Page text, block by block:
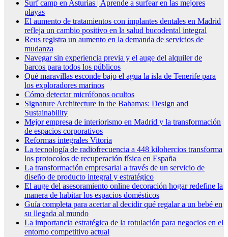
Surf camp en Asturias | Aprende a surfear en las mejores
playas
El aumento de tratamientos con implantes dentales en Madrid
refleja un cambio positivo en la salud bucodental integral
Reus registra un aumento en la demanda de servicios de
mudanza
Navegar sin experiencia previa y el auge del alquiler de
barcos para todos los públicos
Qué maravillas esconde bajo el agua la isla de Tenerife para
los exploradores marinos
Cómo detectar micrófonos ocultos
Signature Architecture in the Bahamas: Design and
Sustainability
Mejor empresa de interiorismo en Madrid y la transformación
de espacios corporativos
Reformas integrales Vitoria
La tecnología de radiofrecuencia a 448 kilohercios transforma
los protocolos de recuperación física en España
La transformación empresarial a través de un servicio de
diseño de producto integral y estratégico
El auge del asesoramiento online decoración hogar redefine la
manera de habitar los espacios domésticos
Guía completa para acertar al decidir qué regalar a un bebé en
su llegada al mundo
La importancia estratégica de la rotulación para negocios en el
entorno competitivo actual